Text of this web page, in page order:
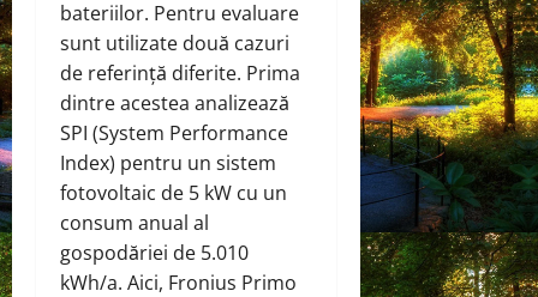
bateriilor. Pentru evaluare
sunt utilizate două cazuri
de referință diferite. Prima
dintre acestea analizează
SPI (System Performance
Index) pentru un sistem
fotovoltaic de 5 kW cu un
consum anual al
gospodăriei de 5.010
kWh/a. Aici, Fronius Primo